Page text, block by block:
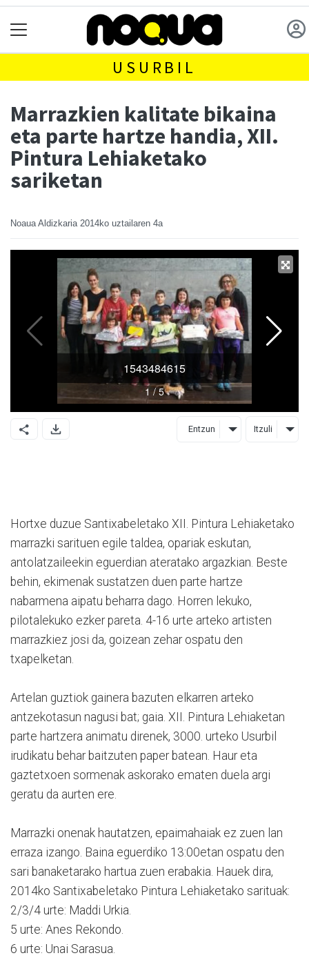
USURBIL
Marrazkien kalitate bikaina
eta parte hartze handia, XII.
Pintura Lehiaketako
sariketan
Noaua Aldizkaria 2014ko uztailaren 4a
Entzun Itzuli
Hortxe duzue Santixabeletako XII. Pintura Lehiaketako
marrazki sarituen egile taldea, opariak eskutan,
antolatzaileekin eguerdian ateratako argazkian. Beste
behin, ekimenak sustatzen duen parte hartze
nabarmena aipatu beharra dago. Horren lekuko,
pilotalekuko ezker pareta. 4-16 urte arteko artisten
marrazkiez josi da, goizean zehar ospatu den
txapelketan.
Artelan guztiok gainera bazuten elkarren arteko
antzekotasun nagusi bat; gaia. XII. Pintura Lehiaketan
parte hartzera animatu direnek, 3000. urteko Usurbil
irudikatu behar baitzuten paper batean. Haur eta
gaztetxoen sormenak askorako ematen duela argi
geratu da aurten ere.
Marrazki onenak hautatzen, epaimahaiak ez zuen lan
erraza izango. Baina eguerdiko 13:00etan ospatu den
sari banaketarako hartua zuen erabakia. Hauek dira,
2014ko Santixabeletako Pintura Lehiaketako sarituak:
2/3/4 urte: Maddi Urkia.
5 urte: Anes Rekondo.
6 urte: Unai Sarasua.